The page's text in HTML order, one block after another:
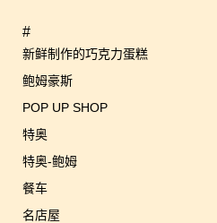
#
新鲜制作的巧克力蛋糕
鲍姆豪斯
POP UP SHOP
特奥
特奥-鲍姆
餐车
名店屋